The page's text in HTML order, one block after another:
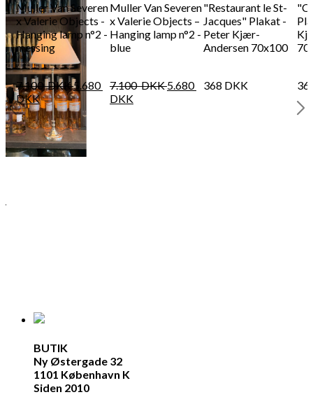
-
Muller Van Severen
x Valerie Objects -
Hanging lamp n°2 -
messing
7.100DKK5.680
DKK
Muller Van Severen
x Valerie Objects –
Hanging lamp n°2 -
blue
7.100DKK 5.680
DKK
"Restaurant le St-
Jacques" Plakat -
Peter Kjær-
Andersen 70x100
368 DKK
BUTIK
Ny Østergade 32
1101 København K
Siden 2010